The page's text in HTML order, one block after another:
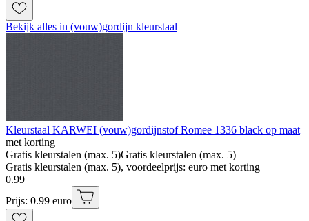
Bekijk alles in (vouw)gordijn kleurstaal
Kleurstaal KARWEI (vouw)gordijnstof Romee 1336 black op maat
met korting
Gratis kleurstalen (max. 5)Gratis kleurstalen (max. 5)
Gratis kleurstalen (max. 5), voordeelprijs: euro met korting
0.99
Prijs: 0.99 euro